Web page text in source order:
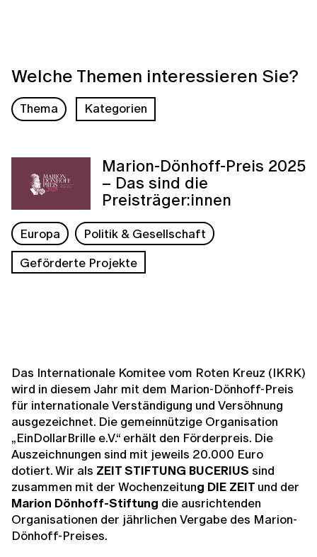
Welche Themen interessieren Sie?
Thema Kategorien
Marion-Dönhoff-Preis 2025
– Das sind die
Preisträger:innen
Europa
Politik & Gesellschaft
Geförderte Projekte
Das Internationale Komitee vom Roten Kreuz (IKRK)
wird in diesem Jahr mit dem Marion-Dönhoff-Preis
für internationale Verständigung und Versöhnung
ausgezeichnet. Die gemeinnützige Organisation
„EinDollarBrille e.V.“ erhält den Förderpreis. Die
Auszeichnungen sind mit jeweils 20.000 Euro
dotiert. Wir als ZEIT STIFTUNG BUCERIUS sind
zusammen mit der Wochenzeitung DIE ZEIT und der
Marion Dönhoff-Stiftung die ausrichtenden
Organisationen der jährlichen Vergabe des Marion-
Dönhoff-Preises.